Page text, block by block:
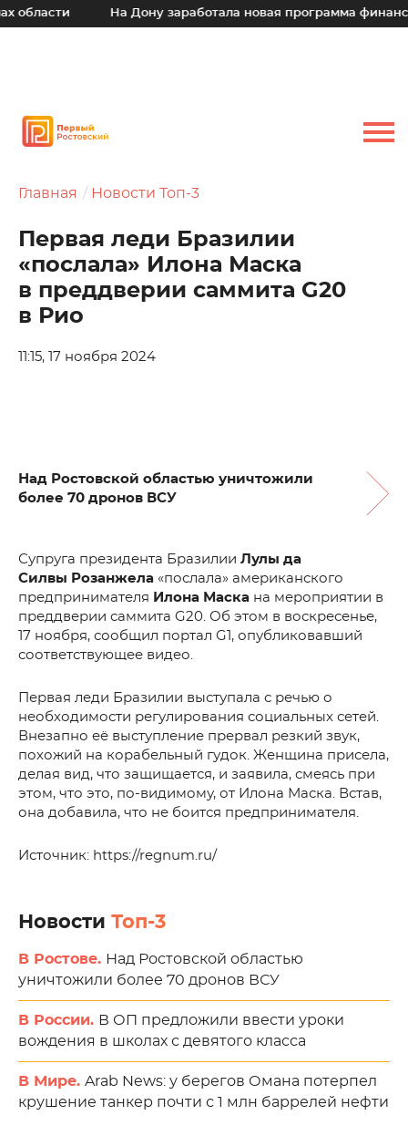
На Дону заработала новая программа
Главная Новости Топ-3
Первая леди Бразилии
«послала» Илона Маска
в преддверии саммита G20
в Рио
11:15, 17 ноября 2024
Над Ростовской областью уничтожили
более 70 дронов ВСУ
Супруга президента Бразилии Лулы да
Силвы Розанжела «послала» американского
предпринимателя Илона Маска на мероприятии в
преддверии саммита G20. Об этом в воскресенье,
17 ноября, сообщил портал G1, опубликовавший
соответствующее видео.
Первая леди Бразилии выступала с речью о
необходимости регулирования социальных сетей.
Внезапно её выступление прервал резкий звук,
похожий на корабельный гудок. Женщина присела,
делая вид, что защищается, и заявила, смеясь при
этом, что это, по-видимому, от Илона Маска. Встав,
она добавила, что не боится предпринимателя.
Источник: https://regnum.ru/
Новости Топ-3
В Ростове. Над Ростовской областью
уничтожили более 70 дронов ВСУ
В России. В ОП предложили ввести уроки
вождения в школах с девятого класса
В Мире. Arab News: у берегов Омана потерпел
крушение танкер почти с 1 млн баррелей нефти